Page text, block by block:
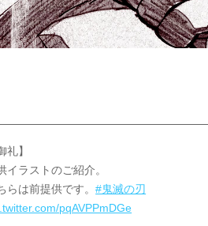
礼】
イラストのご紹介。
らは前提供です。#鬼滅の刃
pqAVPPmDGe